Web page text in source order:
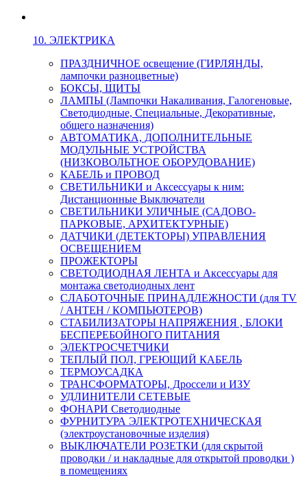
10. ЭЛЕКТРИКА
ПРАЗДНИЧНОЕ освещение (ГИРЛЯНДЫ,
лампочки разноцветные)
БОКСЫ, ЩИТЫ
ЛАМПЫ (Лампочки Накаливания, Галогеновые,
Светодиодные, Специальные, Декоративные,
общего назначения)
АВТОМАТИКА, ДОПОЛНИТЕЛЬНЫЕ
МОДУЛЬНЫЕ УСТРОЙСТВА
(НИЗКОВОЛЬТНОЕ ОБОРУДОВАНИЕ)
КАБЕЛЬ и ПРОВОД
СВЕТИЛЬНИКИ и Аксессуары к ним:
Дистанционные Выключатели
СВЕТИЛЬНИКИ УЛИЧНЫЕ (САДОВО-
ПАРКОВЫЕ, АРХИТЕКТУРНЫЕ)
ДАТЧИКИ (ДЕТЕКТОРЫ) УПРАВЛЕНИЯ
ОСВЕЩЕНИЕМ
ПРОЖЕКТОРЫ
СВЕТОДИОДНАЯ ЛЕНТА и Аксессуары для
монтажа светодиодных лент
СЛАБОТОЧНЫЕ ПРИНАДЛЕЖНОСТИ (для TV
/ АНТЕН / КОМПЬЮТЕРОВ)
СТАБИЛИЗАТОРЫ НАПРЯЖЕНИЯ , БЛОКИ
БЕСПЕРЕБОЙНОГО ПИТАНИЯ
ЭЛЕКТРОСЧЕТЧИКИ
ТЕПЛЫЙ ПОЛ, ГРЕЮЩИЙ КАБЕЛЬ
ТЕРМОУСАДКА
ТРАНСФОРМАТОРЫ, Дроссели и ИЗУ
УДЛИНИТЕЛИ СЕТЕВЫЕ
ФОНАРИ Светодиодные
ФУРНИТУРА ЭЛЕКТРОТЕХНИЧЕСКАЯ
(электроустановочные изделия)
ВЫКЛЮЧАТЕЛИ РОЗЕТКИ (для скрытой
проводки / и накладные для открытой проводки )
в помещениях